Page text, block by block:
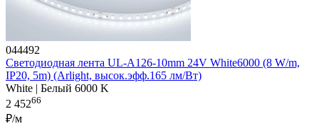
044492
Светодиодная лента UL-A126-10mm 24V White6000 (8 W/m,
IP20, 5m) (Arlight, высок.эфф.165 лм/Вт)
White | Белый 6000 K
2 45266
₽/м